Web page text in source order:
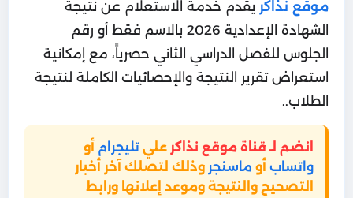
موقع نذاكر يقدم خدمة الاستعلام عن نتيجة
الشهادة الإعدادية 2026 بالاسم فقط أو رقم
الجلوس للفصل الدراسي الثاني حصرياً، مع إمكانية
استعراض تقرير النتيجة والإحصائيات الكاملة لنتيجة
الطلاب..
انضم لـ قناة موقع نذاكر عليتليجرام أو
واتساب أو ماسنجر وذلك لتصلك آخر أخبار
التصحيح والنتيجة وموعد إعلانها ورابط